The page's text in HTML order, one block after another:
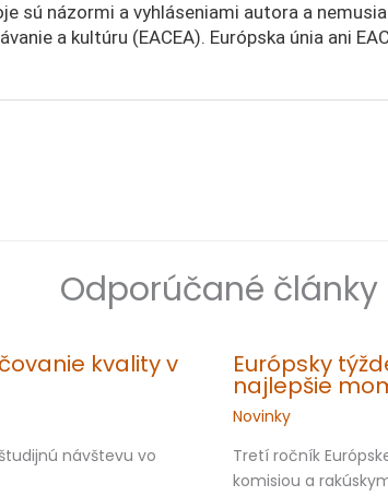
sú názormi a vyhláseniami autora a
a kultúru (EACEA). Európska únia ani
Odporúčané články
kvality v
návštevu vo
Európsky
najlepšie
Novinky
Tretí ročník
komisiou a